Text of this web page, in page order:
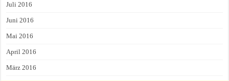
Juli 2016
Juni 2016
Mai 2016
April 2016
März 2016